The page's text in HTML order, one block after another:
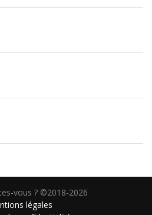
vous ? ©2018-2026
légales